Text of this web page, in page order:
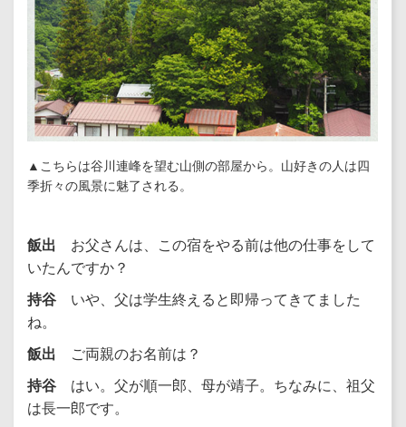
▲こちらは谷川連峰を望む山側の部屋から。山好きの人は四
季折々の風景に魅了される。
飯出 お父さんは、この宿をやる前は他の仕事をして
いたんですか？
持谷 いや、父は学生終えると即帰ってきてました
ね。
飯出 ご両親のお名前は？
持谷 はい。父が順一郎、母が靖子。ちなみに、祖父
は長一郎です。